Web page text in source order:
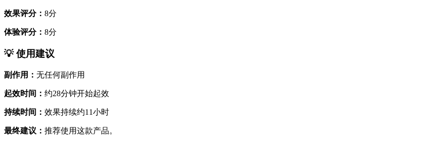
效果评分： 8分
体验评分： 8分
💡 使用建议
副作用： 无任何副作用
起效时间： 约28分钟开始起效
持续时间： 效果持续约11小时
最终建议： 推荐使用这款产品。